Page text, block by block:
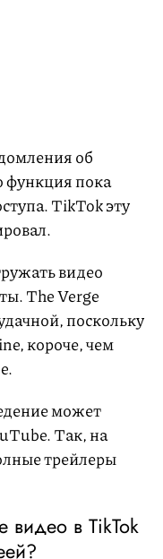
об
функция пока
TikTok эту
видео
The Verge
поскольку
короче, чем
может
Так, на
трейлеры
видео в TikTok